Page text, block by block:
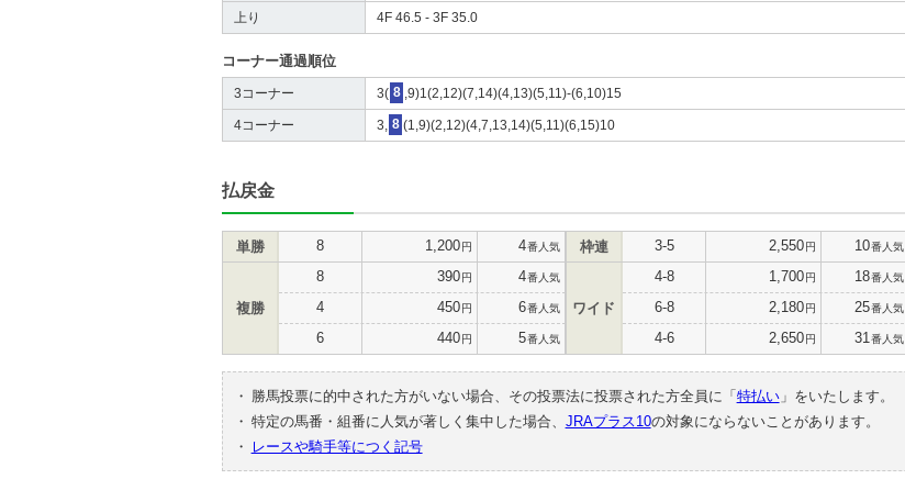
上り 4F 46.5 - 3F 35.0
コーナー通過順位
3コーナー 3( 8 ,9)1(2,12)(7,14)(4,13)(5,11)-(6,10)15
4コーナー 3, 8 (1,9)(2,12)(4,7,13,14)(5,11)(6,15)10
払戻金
単勝 8 1,200円 4番人気
複勝
8 390円 4番人気
4 450円 6番人気
6 440円 5番人気
枠連 3-5 2,550円 10番人気
ワイド
4-8 1,700円 18番人気
6-8 2,180円 25番人気
4-6 2,650円 31 番人気
・ 勝馬投票に的中された方がいない場合、その投票法に投票された方全員に「 特払い」をいたします。
・ 特定の馬番・組番に人気が著しく集中した場合、 JRAプラス10の対象にならないことがあります。
・
レースや騎手等につく記号